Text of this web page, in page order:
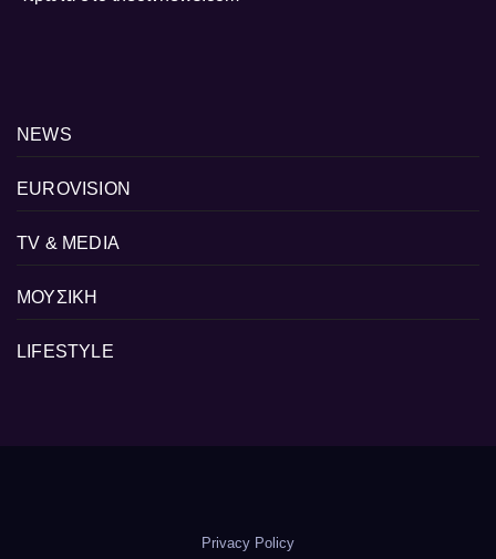
NEWS
EUROVISION
TV & MEDIA
ΜΟΥΣΙΚΗ
LIFESTYLE
Privacy Policy